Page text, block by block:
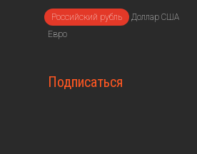
Российский рубль
Доллар США
Евро
Подписаться